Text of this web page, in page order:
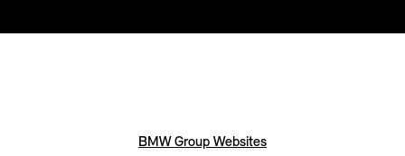
BMW Group Websites